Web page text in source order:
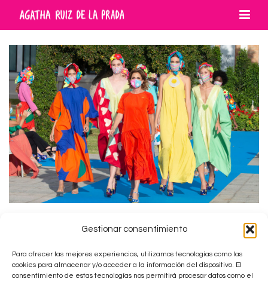
Gestionar consentimiento
Para ofrecer las mejores experiencias, utilizamos tecnologías como las
cookies para almacenar y/o acceder a la información del dispositivo. El
consentimiento de estas tecnologías nos permitirá procesar datos como el
DESFILE PASARELA LARIOS MÁLAGA